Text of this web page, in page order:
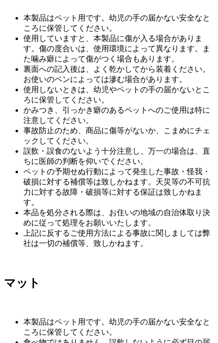
本製品はペット用です。幼児の手の届かない安全なと
ころに保管してください。
使用していますと、本製品に傷が入る場合がありま
す。傷の度合いは、使用環境によって異なります。ま
た噛み癖によって傷がつく場合もあります。
裏面への記入後は、よく乾かしてから装着ください。
お使いのペンによっては滲む場合があります。
使用しないときは、幼児やペットの手の届かないとこ
ろに保管してください。
かみつき、引っかき癖のあるペットへのご使用は特に
注意してください。
事故防止のため、商品に傷等がないか、こまめにチェ
ックしてください。
誤飲・誤食のないよう十分注意し、万一の場合は、直
ちに医師の判断を仰いでください。
ペットの予期せぬ行動によって発生した事故・怪我・
破損に対する補償等は致しかねます。天災等の不可抗
力に対する故障・破損等に対する保証は致しかねま
す。
本品を処分される際は、お住いの地域の自治体取り決
めに従って処理をお願いいたします。
上記に反するご使用方法による事故に関しましては弊
社は一切の補償等、致しかねます。
マット
本製品はペット用です。幼児の手の届かない安全なと
ころに保管してください。